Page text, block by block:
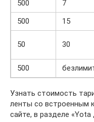
500
7
500
15
50 30
500
Узнать стоимость
ленты со встроенным
сайте, в разделе